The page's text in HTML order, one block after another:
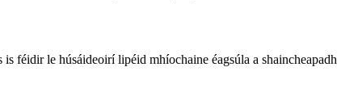
féidir le húsáideoirí lipéid mhíochaine éagsúla a shaincheapadh